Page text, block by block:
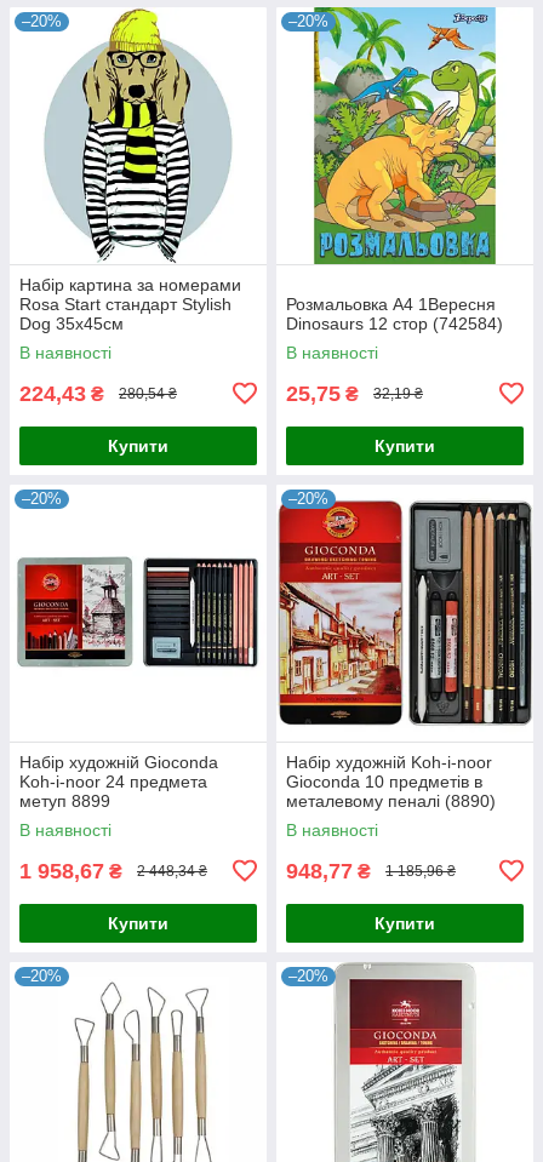
–20%
Набір картина за номерами
Rosa Start стандарт Stylish
Dog 35х45см
(4823098514244)
В наявності
224,43 ₴ 280,54 ₴
Купити
–20%
Розмальовка А4 1Вересня
Dinosaurs 12 стор (742584)
В наявності
25,75 ₴ 32,19 ₴
Купити
–20%
Набір художній Gioconda
Koh-i-noor 24 предмета
метуп 8899
В наявності
1 958,67 ₴ 2 448,34 ₴
Купити
–20%
Набір художній Koh-i-noor
Gioconda 10 предметів в
металевому пеналі (8890)
В наявності
948,77 ₴ 1 185,96 ₴
Купити
–20% –20%